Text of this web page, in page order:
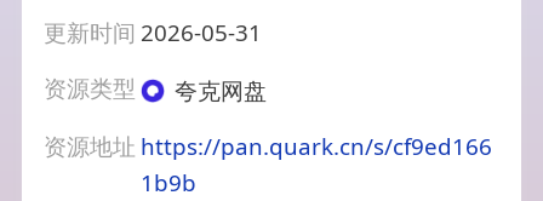
更新时间 2026-05-31
资源类型
夸克网盘
资源地址 https://pan.quark.cn/s/cf9ed166
1b9b